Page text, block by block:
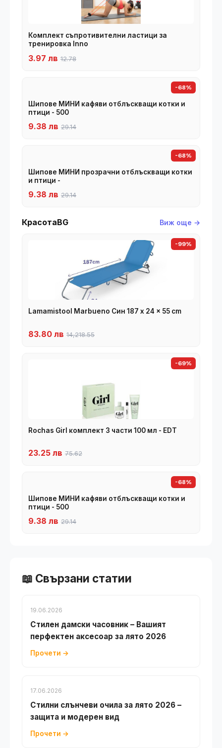
Комплект съпротивителни ластици за
тренировка Inno
3.97 лв 12.78
-68%
Шипове МИНИ кафяви отблъскващи котки и
птици - 500
9.38 лв 29.14
-68%
Шипове МИНИ прозрачни отблъскващи котки
и птици -
9.38 лв 29.14
КрасотаBG Виж още →
-99%
Lamamistool Marbueno Син 187 x 24 x 55 cm
83.80 лв 14,218.55
-69%
Rochas Girl комплект 3 части 100 мл - EDT
23.25 лв 75.62
-68%
Шипове МИНИ кафяви отблъскващи котки и
птици - 500
9.38 лв 29.14
📖 Свързани статии
19.06.2026
Стилен дамски часовник – Вашият
перфектен аксесоар за лято 2026
Прочети →
17.06.2026
Стилни слънчеви очила за лято 2026 –
защита и модерен вид
Прочети →